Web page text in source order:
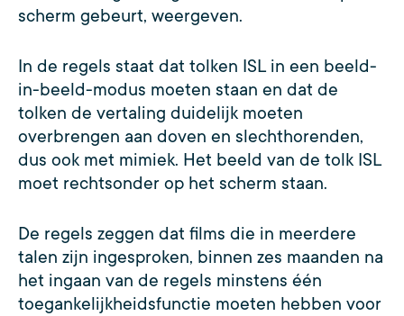
scherm gebeurt, weergeven.
In de regels staat dat tolken ISL in een beeld-
in-beeld-modus moeten staan en dat de
tolken de vertaling duidelijk moeten
overbrengen aan doven en slechthorenden,
dus ook met mimiek. Het beeld van de tolk ISL
moet rechtsonder op het scherm staan.
De regels zeggen dat films die in meerdere
talen zijn ingesproken, binnen zes maanden na
het ingaan van de regels minstens één
toegankelijkheidsfunctie moeten hebben voor